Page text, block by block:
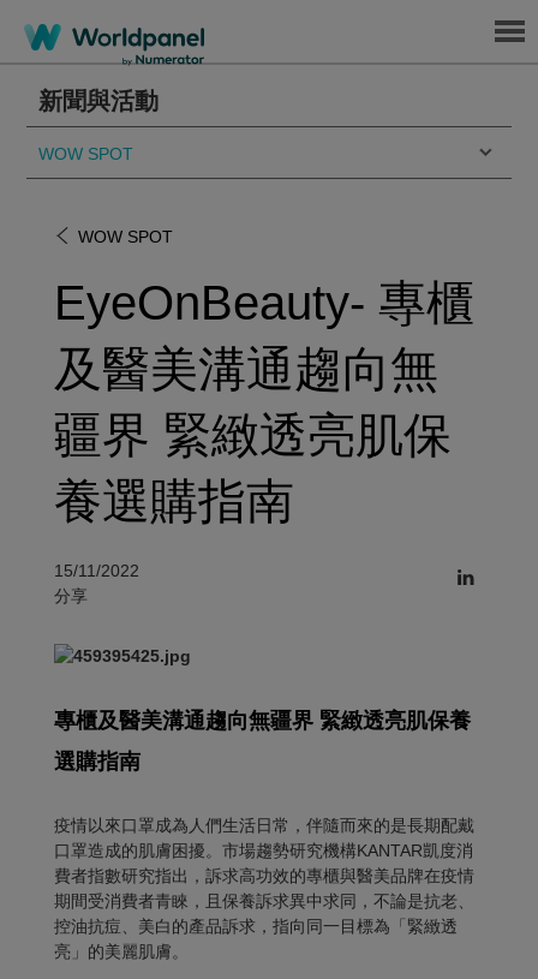
Menu
新聞與活動
WOW SPOT
WOW SPOT
EyeOnBeauty- 專櫃
及醫美溝通趨向無
疆界 緊緻透亮肌保
養選購指南
15/11/2022
分享
專櫃及醫美溝通趨向無疆界 緊緻透亮肌保養
選購指南
疫情以來口罩成為人們生活日常，伴隨而來的是長期配戴
口罩造成的肌膚困擾。市場趨勢研究機構KANTAR凱度消
費者指數研究指出，訴求高功效的專櫃與醫美品牌在疫情
期間受消費者青睞，且保養訴求異中求同，不論是抗老、
控油抗痘、美白的產品訴求，指向同一目標為「緊緻透
亮」的美麗肌膚。